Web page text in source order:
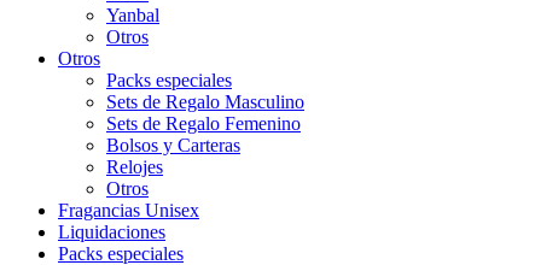
Yanbal
Otros
Otros
Packs especiales
Sets de Regalo Masculino
Sets de Regalo Femenino
Bolsos y Carteras
Relojes
Otros
Fragancias Unisex
Liquidaciones
Packs especiales